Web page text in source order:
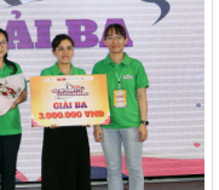
của Nghị định số
2021 của Chính phủ
thi hành Luật Xử lý
theo Nghị định số
của Chính phủ và
tháng 12 năm 2021
biện pháp xử lý hành